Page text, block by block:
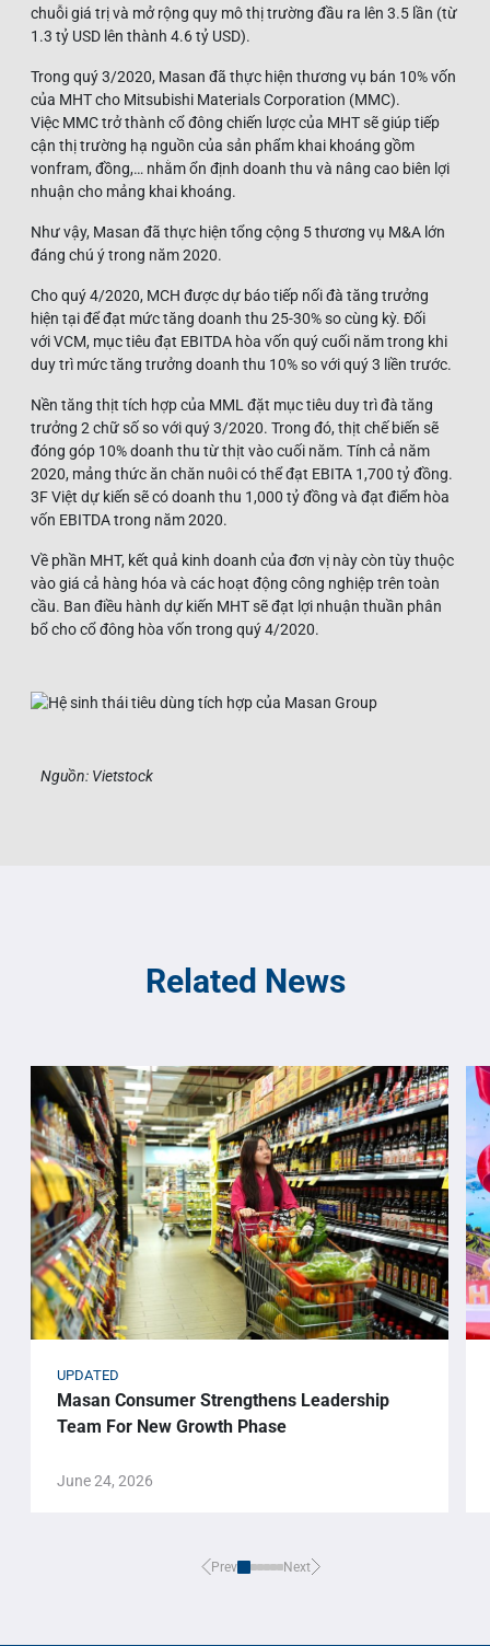
chuỗi giá trị và mở rộng quy mô thị trường đầu ra lên 3.5 lần (từ
1.3 tỷ USD lên thành 4.6 tỷ USD).
Trong quý 3/2020, Masan đã thực hiện thương vụ bán 10% vốn
của MHT cho Mitsubishi Materials Corporation (MMC).
Việc MMC trở thành cổ đông chiến lược của MHT sẽ giúp tiếp
cận thị trường hạ nguồn của sản phẩm khai khoáng gồm
vonfram, đồng,… nhằm ổn định doanh thu và nâng cao biên lợi
nhuận cho mảng khai khoáng.
Như vậy, Masan đã thực hiện tổng cộng 5 thương vụ M&A lớn
đáng chú ý trong năm 2020.
Cho quý 4/2020, MCH được dự báo tiếp nối đà tăng trưởng
hiện tại để đạt mức tăng doanh thu 25-30% so cùng kỳ. Đối
với VCM, mục tiêu đạt EBITDA hòa vốn quý cuối năm trong khi
duy trì mức tăng trưởng doanh thu 10% so với quý 3 liền trước.
Nền tăng thịt tích hợp của MML đặt mục tiêu duy trì đà tăng
trưởng 2 chữ số so với quý 3/2020. Trong đó, thịt chế biến sẽ
đóng góp 10% doanh thu từ thịt vào cuối năm. Tính cả năm
2020, mảng thức ăn chăn nuôi có thể đạt EBITA 1,700 tỷ đồng.
3F Việt dự kiến sẽ có doanh thu 1,000 tỷ đồng và đạt điểm hòa
vốn EBITDA trong năm 2020.
Về phần MHT, kết quả kinh doanh của đơn vị này còn tùy thuộc
vào giá cả hàng hóa và các hoạt động công nghiệp trên toàn
cầu. Ban điều hành dự kiến MHT sẽ đạt lợi nhuận thuần phân
bổ cho cổ đông hòa vốn trong quý 4/2020.
Nguồn: Vietstock
Related News
UPDATED
Masan Consumer Strengthens Leadership
Team For New Growth Phase
June 24, 2026
Prev Next